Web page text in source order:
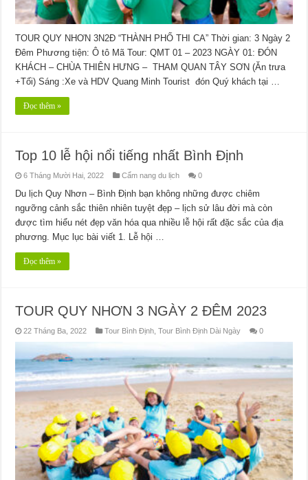
TOUR QUY NHƠN 3N2Đ “THÀNH PHỐ THI CA” Thời gian: 3 Ngày 2
Đêm Phương tiện: Ô tô Mã Tour: QMT 01 – 2023 NGÀY 01: ĐÓN
KHÁCH – CHÙA THIÊN HƯNG – THAM QUAN TÂY SƠN (Ăn trưa
+Tối) Sáng :Xe và HDV Quang Minh Tourist đón Quý khách tại …
Đọc thêm »
Top 10 lễ hội nổi tiếng nhất Bình Định
6 Tháng Mười Hai, 2022 Cẩm nang du lịch 0
Du lịch Quy Nhơn – Bình Định bạn không những được chiêm
ngưỡng cảnh sắc thiên nhiên tuyệt đẹp – lịch sử lâu đời mà còn
được tìm hiểu nét đẹp văn hóa qua nhiều lễ hội rất đặc sắc của địa
phương. Mục lục bài viết 1. Lễ hội …
Đọc thêm »
TOUR QUY NHƠN 3 NGÀY 2 ĐÊM 2023
22 Tháng Ba, 2022 Tour Bình Định,Tour Bình Định Dài Ngày 0